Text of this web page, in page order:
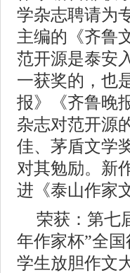
学杂志聘请为
主编的《齐鲁
范开源是泰安
一获奖的，也
报》《齐鲁晚
杂志对范开源
佳、茅盾文学
对其勉励。新
进《泰山作家
荣获：第七
年作家杯”全
学生放胆作文